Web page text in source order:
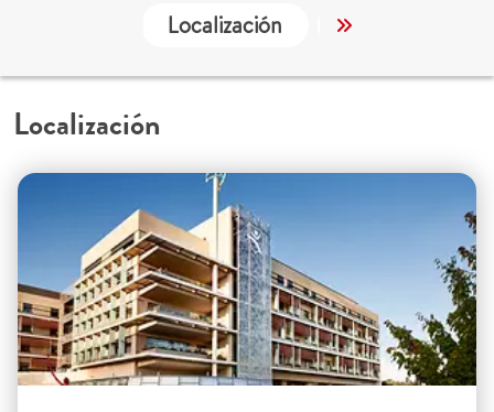
Localización Servicios
Localización